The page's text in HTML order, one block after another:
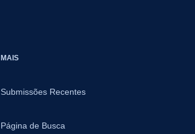
MAIS
Submissões Recentes
Página de Busca